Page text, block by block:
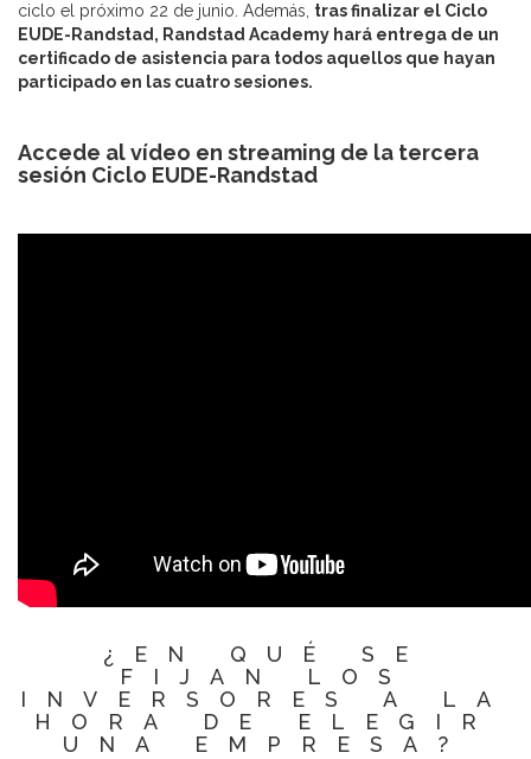
ciclo el próximo 22 de junio. Además, tras finalizar el Ciclo
EUDE-Randstad, Randstad Academy hará entrega de un
certificado de asistencia para todos aquellos que hayan
participado en las cuatro sesiones.
Accede al vídeo en streaming de la tercera
sesión Ciclo EUDE-Randstad
¿EN QUÉ SE
FIJAN LOS
INVERSORES A LA
HORA DE ELEGIR
UNA EMPRESA?